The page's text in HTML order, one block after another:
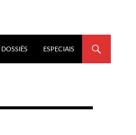
DOSSIÊS ESPECIAIS